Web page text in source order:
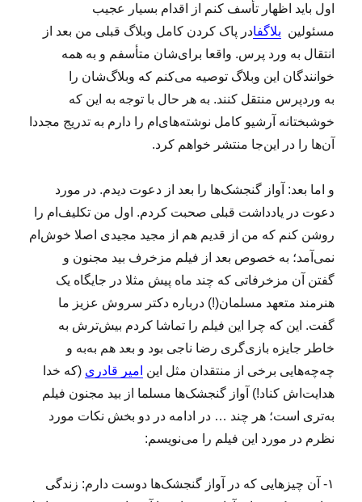
ه
ت
ب
ه
۸
۲
;
ت
۸
۱
;
اول باید اظهار تأسف کنم از اقدام بسیار عجیب
مسئولین بلاگفادر پاک کردن کامل وبلاگ قبلی من بعد از
انتقال به ورد پرس. واقعا برای‌شان متأسفم و به همه
خوانندگان این وبلاگ توصیه می‌کنم که وبلاگ‌شان را
به وردپرس منتقل کنند. به هر حال با توجه به این که
خوشبختانه آرشیو کامل نوشته‌های‌ام را دارم به تدریج مجددا
آن‌ها را در این‌جا منتشر خواهم کرد.
و اما بعد: آواز گنجشک‌ها را بعد از دعوت دیدم. در مورد
دعوت در یادداشت قبلی صحبت کردم. اول من تکلیف‌ام را
روشن کنم که من از قدیم‌ هم از مجید مجیدی اصلا خوش‌ام
نمی‌آمد؛ به خصوص بعد از فیلم مزخرف بید مجنون و
گفتن آن مزخرفاتی که چند ماه پیش مثلا در جایگاه یک
هنرمند متعهد مسلمان(!)درباره دکتر سروش عزیز ما
گفت. این که چرا این فیلم را تماشا کردم بیش‌ترش به
خاطر جایزه بازی‌گری رضا ناجی بود و بعد هم به‌به و
چه‌چه‌هایی برخی از منتقدان مثل این امیر قادری (که خدا
هدایت‌‌اش کناد!) آواز گنجشک‌ها مسلما از بید مجنون فیلم
به‌‌تری است؛ هر چند … در ادامه در دو بخش نکات مورد
نظرم در مورد این فیلم را می‌نویسم:
۱- آن چیزهایی که در آواز گنجشک‌ها دوست دارم: زندگی